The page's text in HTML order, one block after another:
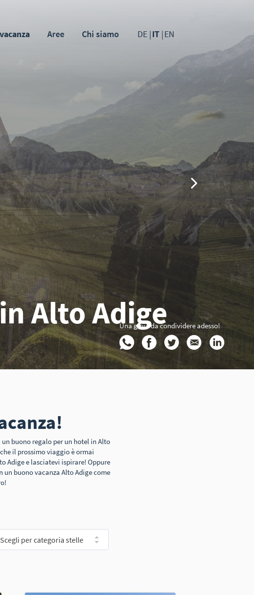
Aree Chi siamo DE IT EN
Alto AdigeUna gioia da condividere adesso!
buono regalo per un hotel in Alto
il prossimo viaggio è ormai
Adige e lasciatevi ispirare! Oppure
buono vacanza Alto Adige come
Scegli per categoria stelle